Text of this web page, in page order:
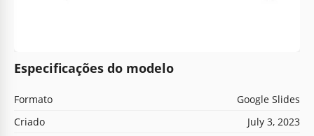
Especificações do modelo
Formato
Google Slides
Criado
July 3, 2023